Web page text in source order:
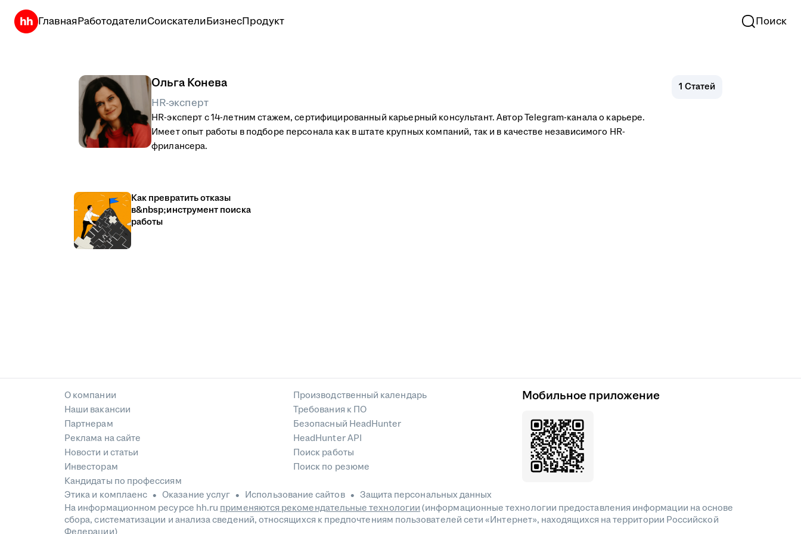
ГлавнаяРаботодателиСоискателиБизнесПродукт Поиск
Ольга Конева
HR-эксперт
1 Статей
HR-эксперт с 14-летним стажем, сертифицированный карьерный консультант. Автор Telegram-канала о карьере.
Имеет опыт работы в подборе персонала как в штате крупных компаний, так и в качестве независимого HR-
фрилансера.
Как превратить отказы
в&nbsp;инструмент поиска
работы
О компании
Наши вакансии
Партнерам
Реклама на сайте
Новости и статьи
Инвесторам
Кандидаты по профессиям
Производственный календарь
Требования к ПО
Безопасный HeadHunter
HeadHunter API
Поиск работы
Поиск по резюме
Мобильное приложение
Этика и комплаенс Оказание услуг Использование сайтов
Защита персональных данных
На информационном ресурсе hh.ru применяются рекомендательные технологии(информационные технологии предоставления информации на основе
сбора, систематизации и анализа сведений, относящихся к предпочтениям пользователей сети «Интернет», находящихся на территории Российской